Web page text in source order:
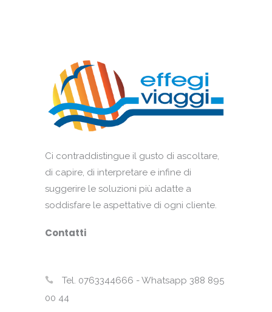
Ci contraddistingue il gusto di ascoltare,
di capire, di interpretare e infine di
suggerire le soluzioni più adatte a
soddisfare le aspettative di ogni cliente.
Contatti
Tel. 0763344666 - Whatsapp 388 895
00 44